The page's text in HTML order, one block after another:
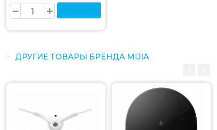
temperature and humidity thermometer sensor 2
(lywsd03mmc/nun4013cn) составляет 275 грн.
ДРУГИЕ ТОВАРЫ БРЕНДА MIJIA